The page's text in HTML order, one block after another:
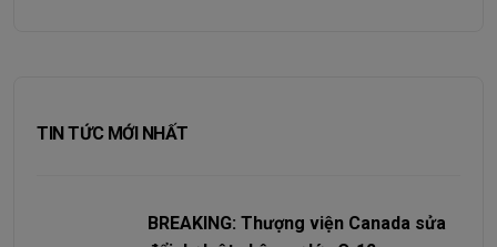
TIN TỨC MỚI NHẤT
BREAKING: Thượng viện Canada sửa